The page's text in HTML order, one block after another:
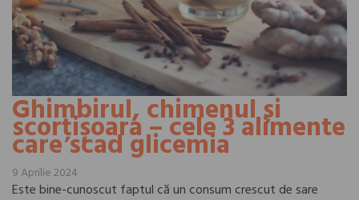
Ghimbirul, chimenul și
scorțișoara – cele 3 alimente
care scad glicemia
9 Aprilie 2024
Este bine-cunoscut faptul că un consum crescut de sare